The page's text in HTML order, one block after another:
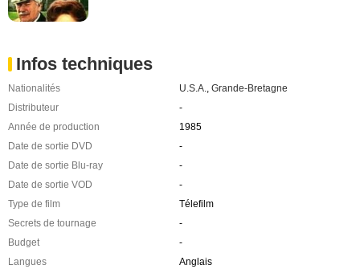
Infos techniques
Nationalités U.S.A., Grande-Bretagne
Distributeur
-
Année de production
1985
Date de sortie DVD
-
Date de sortie Blu-ray
-
Date de sortie VOD
-
Type de film
Télefilm
Secrets de tournage
-
Budget
-
Langues
Anglais